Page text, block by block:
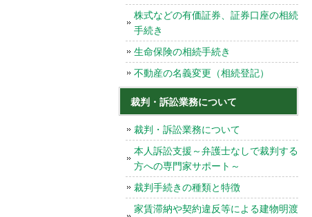
株式などの有価証券、証券口座の相続
手続き
生命保険の相続手続き
不動産の名義変更（相続登記）
裁判・訴訟業務について
裁判・訴訟業務について
本人訴訟支援～弁護士なしで裁判する
方への専門家サポート～
裁判手続きの種類と特徴
家賃滞納や契約違反等による建物明渡